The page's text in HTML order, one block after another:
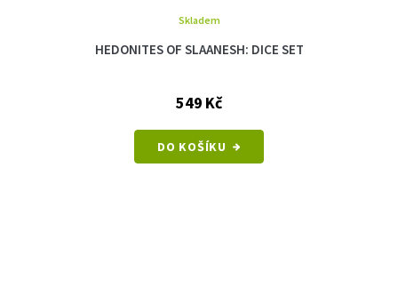
HEDONITES OF SLAANESH: DICE SET
Skladem
549 Kč
DO KOŠÍKU